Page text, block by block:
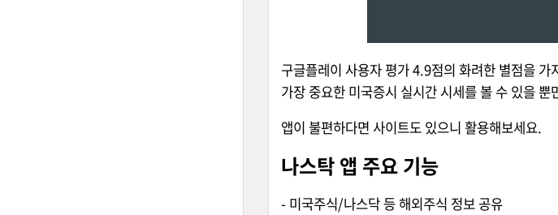
구글플레이 사용자 평가 4.9점의 화려한 별점을
가장 중요한 미국증시 실시간 시세를 볼 수 있을
앱이 불편하다면 사이트도 있으니 활용해보세요.
나스탁 앱 주요 기능
- 미국주식/나스닥 등 해외주식 정보 공유